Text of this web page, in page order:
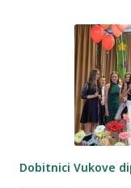
Dobitnici Vukove